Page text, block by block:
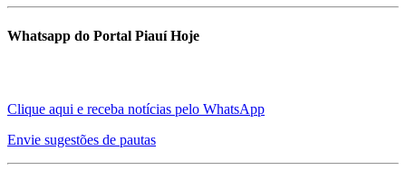
Whatsapp do Portal Piauí Hoje
Clique aqui e receba notícias pelo WhatsApp
Envie sugestões de pautas